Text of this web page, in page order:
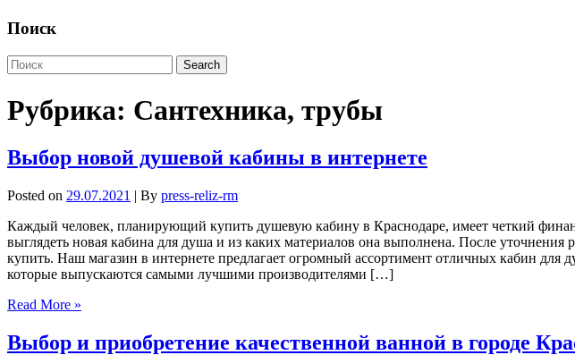
Поиск
Рубрика: Сантехника, трубы
Выбор новой душевой кабины в интернете
Posted on 29.07.2021 | By press-reliz-rm
Каждый человек, планирующий купить душевую кабину в Краснодаре, имеет четкий
выглядеть новая кабина для душа и из каких материалов она выполнена. После
купить. Наш магазин в интернете предлагает огромный ассортимент отличных кабин
которые выпускаются самыми лучшими производителями […]
Read More »
Выбор и приобретение качественной ванной в городе